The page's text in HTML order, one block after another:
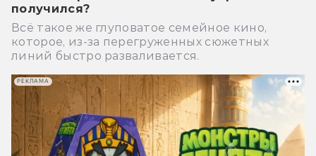
получился?
Всё такое же глуповатое семейное кино,
которое, из-за перегруженных сюжетных
линий быстро разваливается.
РЕКЛАМА